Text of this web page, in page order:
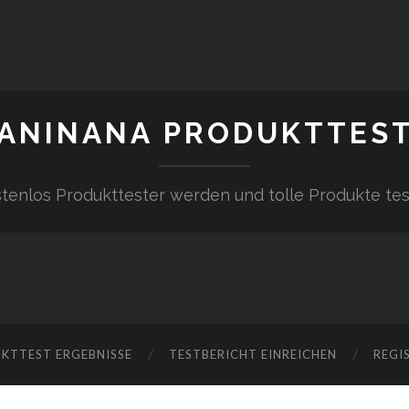
Produkttester werden und tolle Produkte
ERGEBNISSE TESTBERICHT EINREICHEN